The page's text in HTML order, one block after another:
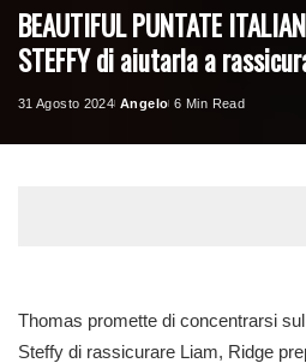
BEAUTIFUL PUNTATE
STEFFY di aiutarla a
31 Agosto 2024
Posted
Angelo 6 Min Read
Thomas promette di concentrarsi
Steffy di rassicurare Liam, Ridge